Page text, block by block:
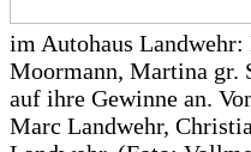
im Autohaus
Moormann, Martina gr.
auf ihre Gewinne an.
Marc Landwehr,